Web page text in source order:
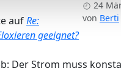
24
von Berti
aufRe:
geeignet?
Der Strom muss